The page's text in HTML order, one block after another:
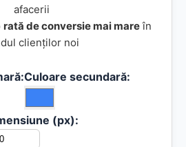
afacerii
rată de conversie mai mareîn
clienților noi
Culoare secundară:
(px):